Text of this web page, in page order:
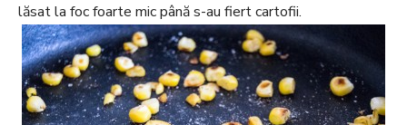
lăsat la foc foarte mic până s-au fiert cartofii.